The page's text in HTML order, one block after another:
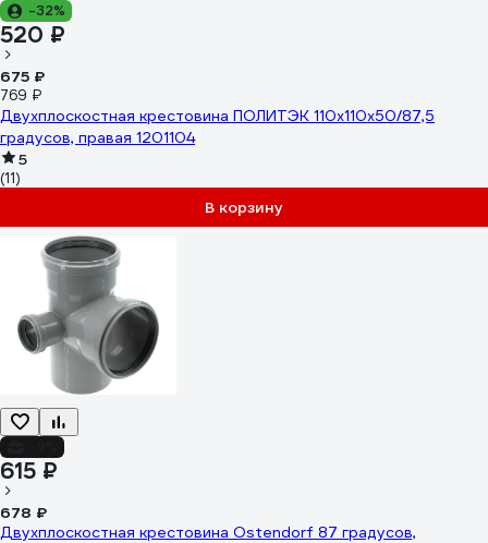
-32%
520 ₽
675 ₽
769 ₽
Двухплоскостная крестовина ПОЛИТЭК 110x110x50/87,5
градусов, правая 1201104
5
(11)
В корзину
615 ₽
678 ₽
Двухплоскостная крестовина Ostendorf 87 градусов,